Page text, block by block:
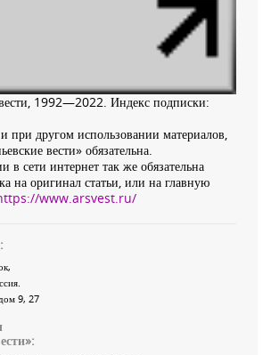
1992—2022. Индекс подписки:
при другом использовании материалов,
вести» обязательна.
в сети интернет так же обязательна
на оригинал статьи, или на главную
www.arsvest.ru/
,
9, 27
»: